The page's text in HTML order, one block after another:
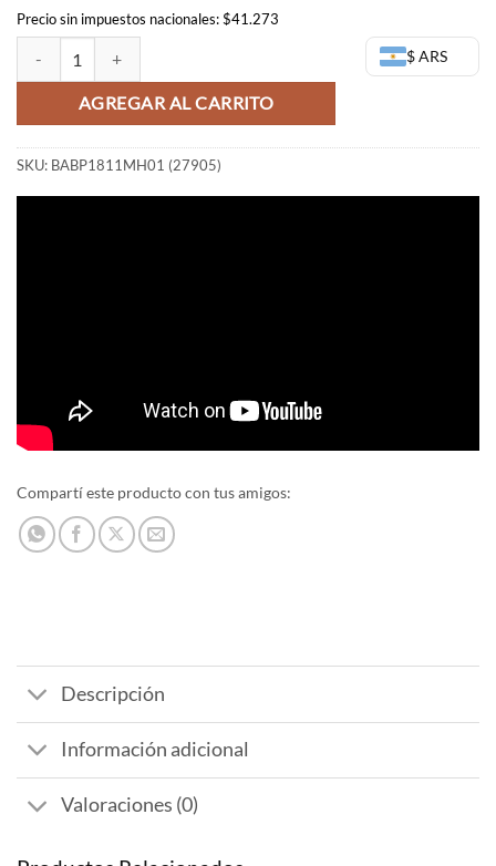
Precio sin impuestos nacionales: $41.273
$ ARS
Deku Figura Chibi - Kyun Chara My Hero Academia cantidad
AGREGAR AL CARRITO
SKU: BABP1811MH01 (27905)
Compartí este producto con tus amigos:
Descripción
Información adicional
Valoraciones (0)